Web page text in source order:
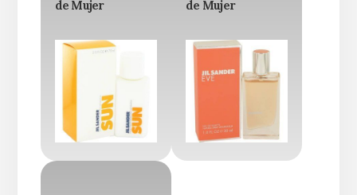
de Mujer de Mujer